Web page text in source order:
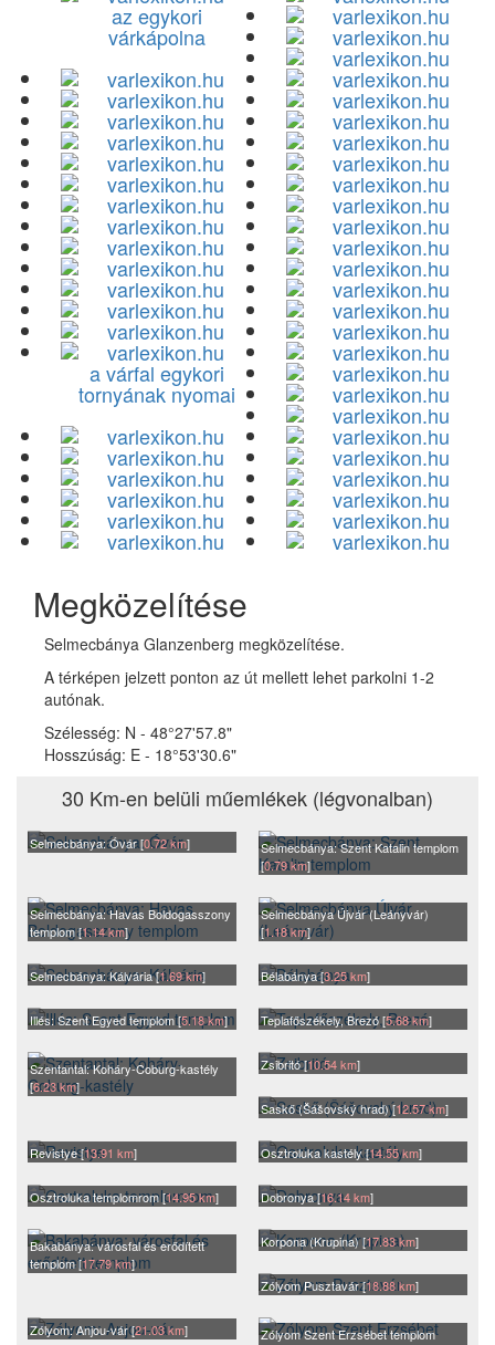
az egykori
várkápolna
a várfal egykori
tornyának nyomai
Megközelítése
Selmecbánya Glanzenberg megközelítése.
A térképen jelzett ponton az út mellett lehet parkolni 1-2
autónak.
Szélesség: N - 48°27'57.8"
Hosszúság: E - 18°53'30.6"
30 Km-en belüli műemlékek (légvonalban)
Selmecbánya: Óvár [0.72 km]
Selmecbánya: Szent Katalin templom
[0.79 km]
Selmecbánya: Havas Boldogasszony
templom [1.14 km]
Selmecbánya Újvár (Leányvár)
[1.18 km]
Selmecbánya: Kálvária [1.69 km] Bélabánya [3.25 km]
Illés: Szent Egyed templom [5.18 km] Teplafőszékely, Brezó [5.68 km]
Szentantal: Koháry-Coburg-kastély
[6.23 km]
Zsibritó [10.54 km]
Saskő (Šášovský hrad) [12.57 km]
Revistye [13.91 km] Osztroluka kastély [14.55 km]
Osztroluka templomrom [14.95 km] Dobronya [16.14 km]
Bakabánya: városfal és erődített
templom [17.79 km]
Korpona (Krupina) [17.83 km]
Zólyom Pusztavár [18.88 km]
Zólyom: Anjou-vár [21.03 km]
Zólyom Szent Erzsébet templom